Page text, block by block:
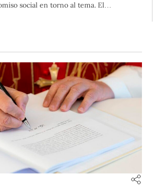
social en torno al tema. El
será presentado en la inauguración de la